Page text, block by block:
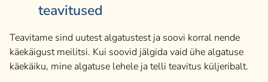
teavitused
Teavitame sind uutest algatustest ja soovi korral nende
käekäigust meilitsi. Kui soovid jälgida vaid ühe algatuse
käekäiku, mine algatuse lehele ja telli teavitus küljeribalt.